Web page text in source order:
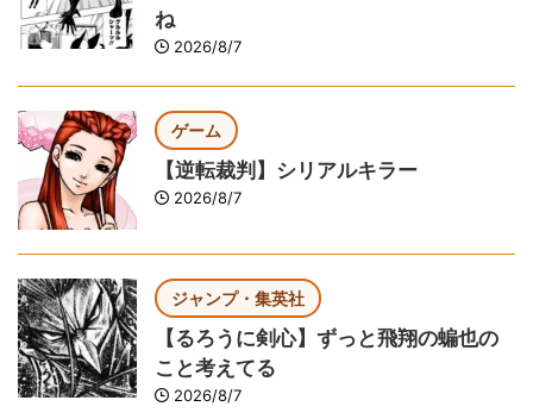
ね
2026/8/7
ゲーム
【逆転裁判】シリアルキラー
2026/8/7
ジャンプ・集英社
【るろうに剣心】ずっと飛翔の蝙也の
こと考えてる
2026/8/7